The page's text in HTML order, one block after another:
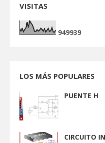
VISITAS
949939
LOS MÁS POPULARES
PUENTE H
CIRCUITO